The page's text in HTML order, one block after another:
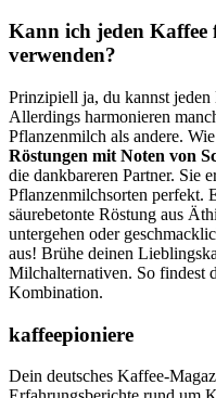
Kann ich jeden Kaffee
verwenden?
Prinzipiell ja, du kannst
Allerdings harmonieren
Pflanzenmilch als andere.
Röstungen mit Noten von
die dankbareren Partner. Sie
Pflanzenmilchsorten perfekt.
säurebetonte Röstung aus
untergehen oder
aus! Brühe deinen
Milchalternativen. So findest
Kombination.
kaffeepioniere
Dein deutsches Kaffee-